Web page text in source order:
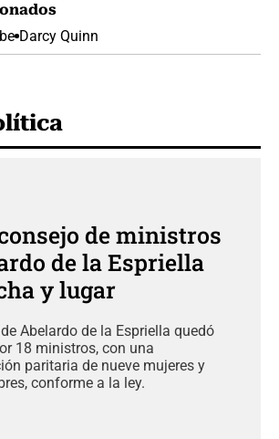
Darcy Quinn
de ministros
de la Espriella
y lugar
Abelardo de la Espriella quedó
18 ministros, con una
paritaria de nueve mujeres y
conforme a la ley.